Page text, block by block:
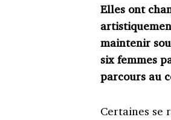
Elles ont
maintenir
six femmes
parcours au
Certaines se